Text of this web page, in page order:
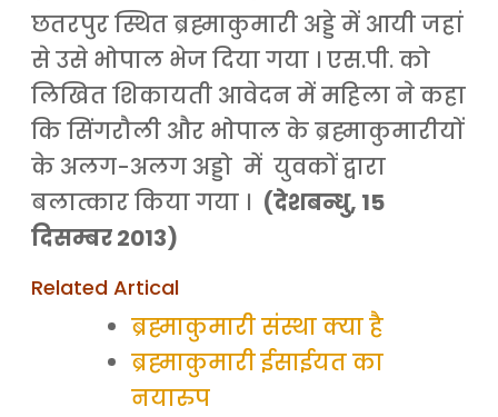
छतरपुर स्थित ब्रह्माकुमारी अड्डे में आयी जहां
से उसे भोपाल भेज दिया गया । एस.पी. को
लिखित शिकायती आवेदन में महिला ने कहा
कि सिंगरौली और भोपाल के ब्रह्माकुमारीयों
के अलग-अलग अड्डो में युवकों द्वारा
बलात्कार किया गया । (देशबन्धु, 15
दिसम्बर 2013)
Related Artical
ब्रह्माकुमारी संस्था क्या है
ब्रह्माकुमारी ईसाईयत का
नयारुप